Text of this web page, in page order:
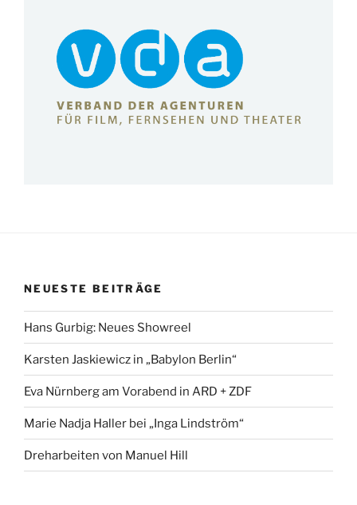
NEUESTE BEITRÄGE
Hans Gurbig: Neues Showreel
Karsten Jaskiewicz in „Babylon Berlin“
Eva Nürnberg am Vorabend in ARD + ZDF
Marie Nadja Haller bei „Inga Lindström“
Dreharbeiten von Manuel Hill